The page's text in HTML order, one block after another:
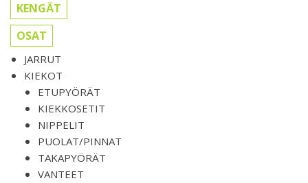
KENGÄT
OSAT
JARRUT
KIEKOT
ETUPYÖRÄT
KIEKKOSETIT
NIPPELIT
PUOLAT/PINNAT
TAKAPYÖRÄT
VANTEET